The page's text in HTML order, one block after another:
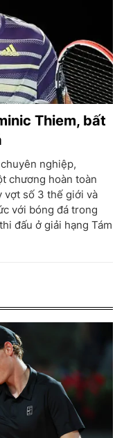
Thiem, bất
nghiệp,
chương hoàn toàn
vợt số 3 thế giới và
với bóng đá trong
đấu ở giải hạng Tám